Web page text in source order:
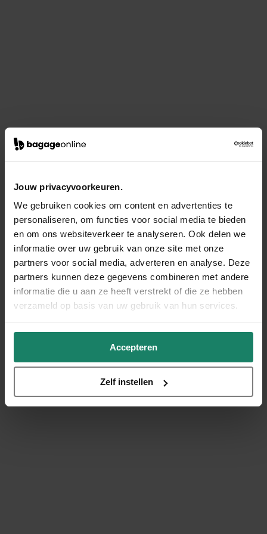
Jouw privacyvoorkeuren.
We gebruiken cookies om content en advertenties te
personaliseren, om functies voor social media te bieden
en om ons websiteverkeer te analyseren. Ook delen we
informatie over uw gebruik van onze site met onze
partners voor social media, adverteren en analyse. Deze
partners kunnen deze gegevens combineren met andere
informatie die u aan ze heeft verstrekt of die ze hebben
verzameld op basis van uw gebruik van hun services.
Accepteren
Zelf instellen